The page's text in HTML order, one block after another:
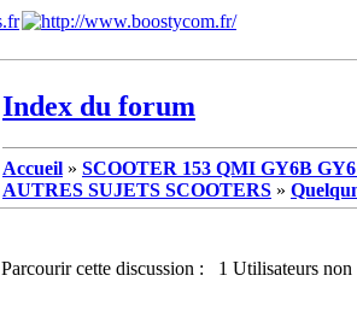
Index du forum
Accueil » SCOOTER 153 QMI GY6B
AUTRES SUJETS SCOOTERS »
Parcourir cette discussion : 1 Utilisateurs non